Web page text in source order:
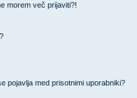
morem več prijaviti?!
pojavlja med prisotnimi uporabniki?